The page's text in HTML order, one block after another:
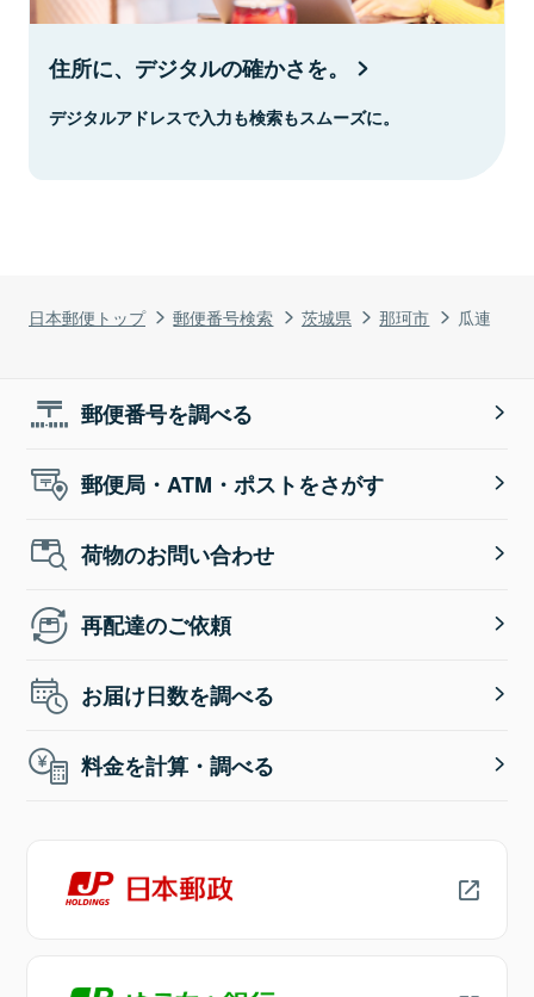
日本郵便トップ 郵便番号検索 茨城県 那珂市 瓜連
住所に、デジタルの確かさを。
デジタルアドレスで入力も検索もスムーズに。
郵便番号を調べる
郵便局・ATM・ポストをさがす
荷物のお問い合わせ
再配達のご依頼
お届け日数を調べる
料金を計算・調べる